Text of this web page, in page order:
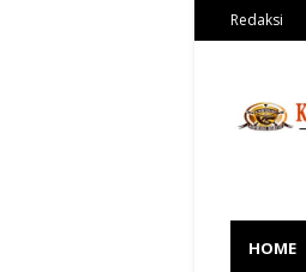
Redaksi
HOME